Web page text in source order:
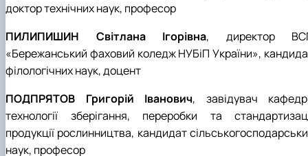
доктор технічних наук, професор
ПИЛИПИШИН Світлана Ігорівна, директор
«Бережанський фаховий коледж НУБіП України»,
філологічних наук, доцент
ПОДПРЯТОВ Григорій Іванович, завідувач
технології зберігання, переробки та
продукції рослинництва, кандидат
наук, професор